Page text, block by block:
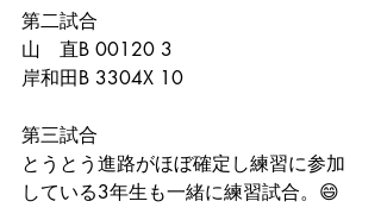
第二試合
山　直B 00120 3
岸和田B 3304X 10
第三試合
とうとう進路がほぼ確定し練習に参加
している3年生も一緒に練習試合。😄